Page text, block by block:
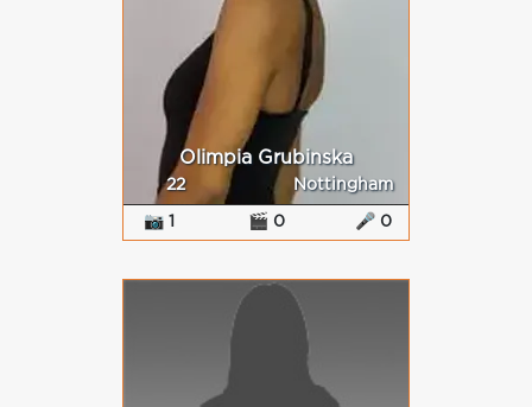
Olimpia Grubinska
22 Nottingham
📷 1 🎬 0 🎤 0